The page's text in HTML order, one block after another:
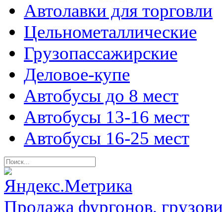
Автолавки для торговли
Цельнометаллические
Грузопассажирские
Деловое-купе
Автобусы до 8 мест
Автобусы 13-16 мест
Автобусы 16-25 мест
Продажа фургонов,